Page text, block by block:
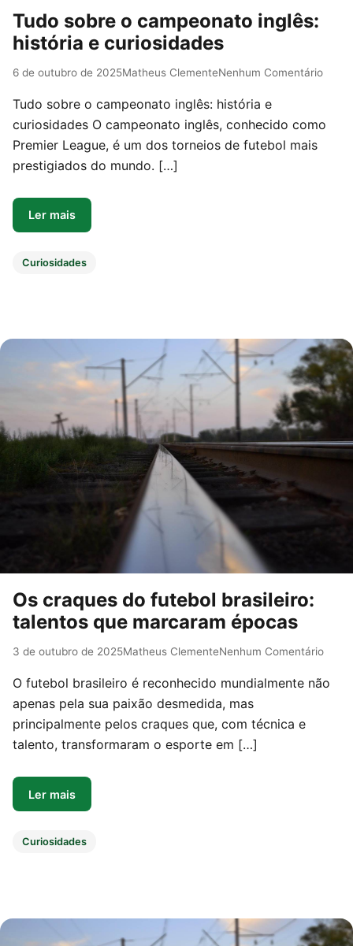
Tudo sobre o campeonato inglês:
história e curiosidades
6 de outubro de 2025Matheus ClementeNenhum Comentário
Tudo sobre o campeonato inglês: história e
curiosidades O campeonato inglês, conhecido como
Premier League, é um dos torneios de futebol mais
prestigiados do mundo. […]
Ler mais
Curiosidades
Os craques do futebol brasileiro:
talentos que marcaram épocas
3 de outubro de 2025Matheus ClementeNenhum Comentário
O futebol brasileiro é reconhecido mundialmente não
apenas pela sua paixão desmedida, mas
principalmente pelos craques que, com técnica e
talento, transformaram o esporte em […]
Ler mais
Curiosidades